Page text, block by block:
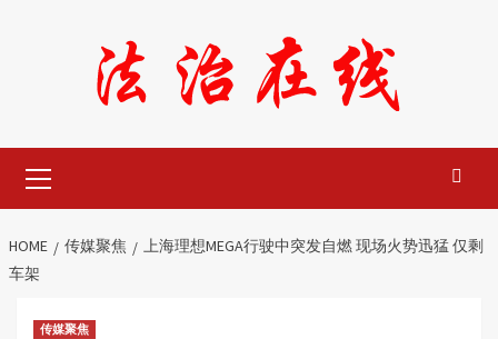
Menu
HOME 传媒聚焦
上海理想MEGA行驶中突发自燃 现场火势迅猛 仅剩
车架
传媒聚焦